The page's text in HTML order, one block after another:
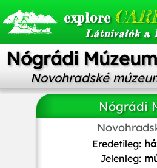
explore
Látnivalók a
Nógrádi
Novohradské
Nógrádi
Eredetileg:
Jelenleg: